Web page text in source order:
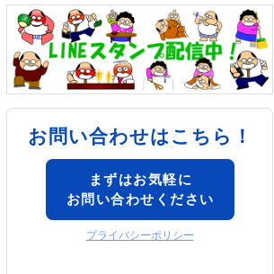
お問い合わせはこちら！
まずはお気軽に
お問い合わせください
プライバシーポリシー